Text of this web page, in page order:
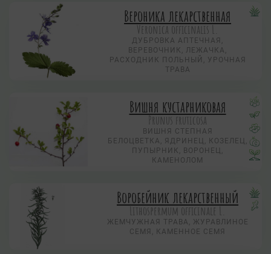
Вероника лекарственная
Veronica officinalis L.
ДУБРОВКА АПТЕЧНАЯ,
ВЕРЕВОЧНИК, ЛЕЖАЧКА,
РАСХОДНИК ПОЛЬНЫЙ, УРОЧНАЯ
ТРАВА
Вишня кустарниковая
Prunus fruticosa
ВИШНЯ СТЕПНАЯ
БЕЛОЦВЕТКА, ЯДРИНЕЦ, КОЗЕЛЕЦ,
ПУПЫРНИК, ВОРОНЕЦ,
КАМЕНОЛОМ
Воробейник лекарственный
Lithospermum officinale L.
ЖЕМЧУЖНАЯ ТРАВА, ЖУРАВЛИНОЕ
СЕМЯ, КАМЕННОЕ СЕМЯ